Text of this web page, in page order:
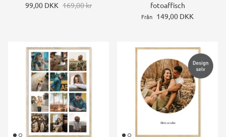
99,00 DKK 169,00 kr
fotoaffisch
Från 149,00 DKK